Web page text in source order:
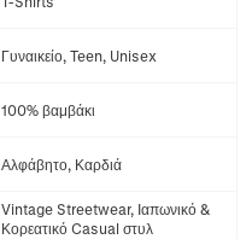
Γυναικείο, Teen, Unisex
100% βαμβάκι
Αλφάβητο, Καρδιά
Vintage Streetwear, Ιαπωνικό &
Κορεατικό Casual στυλ